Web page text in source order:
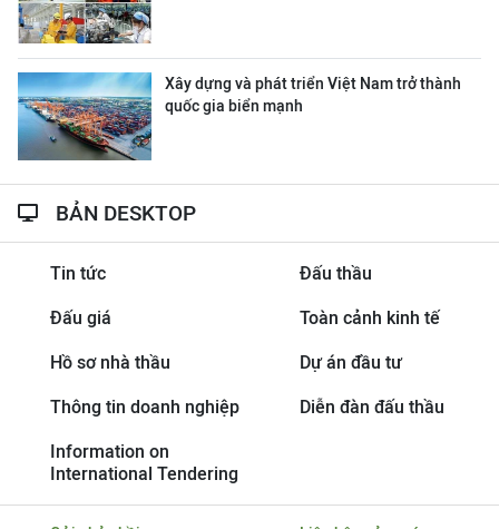
Xây dựng và phát triển Việt Nam trở thành
quốc gia biển mạnh
BẢN DESKTOP
Tin tức Đấu thầu
Đấu giá Toàn cảnh kinh tế
Hồ sơ nhà thầu Dự án đầu tư
Thông tin doanh nghiệp Diễn đàn đấu thầu
Information on
International Tendering